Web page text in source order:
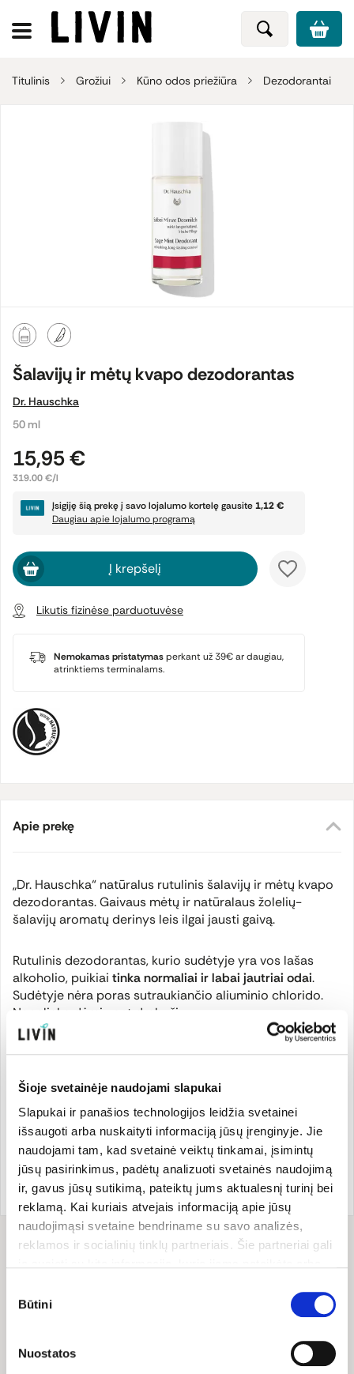
Šioje svetainėje naudojami slapukai
Slapukai ir panašios technologijos leidžia svetainei
išsaugoti arba nuskaityti informaciją jūsų įrenginyje. Jie
naudojami tam, kad svetainė veiktų tinkamai, įsimintų
jūsų pasirinkimus, padėtų analizuoti svetainės naudojimą
ir, gavus jūsų sutikimą, pateiktų jums aktualesnį turinį bei
reklamą. Kai kuriais atvejais informaciją apie jūsų
naudojimąsi svetaine bendriname su savo analizės,
reklamos ir socialinių tinklų partneriais. Šie partneriai gali
pasirinkti, su kuriomis slapukų kategorijomis sutinkate.
Savo sutikimą galite bet kada pakeisti arba atšaukti
atsisakius tam tikrų slapukų dalis svetainės funkcijų gali
pasirinkimas
Būtini
Nuostatos
Titulinis Grožiui Kūno odos priežiūra Dezodorantai
Šalavijų ir mėtų kvapo dezodorantas
Dr. Hauschka
50 ml
15,95 €
319.00 €/l
Įsigiję šią prekę į savo lojalumo kortelę gausite1,12 €
Daugiau apie lojalumo programą
Į krepšelį
Likutis fizinėse parduotuvėse
Nemokamas pristatymasperkant už 39€ ar daugiau,
atrinktiems terminalams.
Apie prekę
„Dr. Hauschka“ natūralus rutulinis šalavijų ir mėtų kvapo
dezodorantas. Gaivaus mėtų ir natūralaus žolelių-
šalavijų aromatų derinys leis ilgai jausti gaivą.
Rutulinis dezodorantas, kurio sudėtyje yra vos lašas
alkoholio, puikiai tinka normaliai ir labai jautriai odai.
Sudėtyje nėra poras sutraukiančio aliuminio chlorido.
Nepalieka dėmių ant drabužių.
Natūrali kosmetika, sertifikuota „NaTrue“.
Gamintojas
Prekės ženklo šalis:
Vokietija
Prekės kodas:
HAUS2536
EAN kodas:402082902536
Sudėtis (INCI): Aqua, Alcohol, Tapioca Starch, Triethyl Citrate,
Glycerin, Salvia Officinalis Leaf Extract, Hamamelis Virginiana
Citronellol*, Coumarin*, Sodium Silicate, Sucrose Laurate,